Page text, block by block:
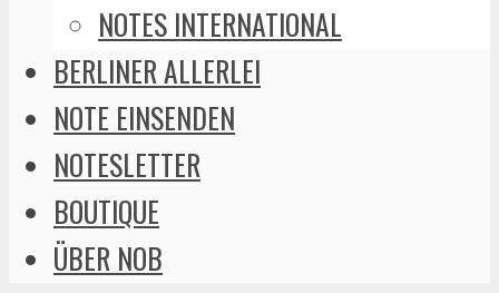
NOTES INTERNATIONAL
BERLINER ALLERLEI
NOTE EINSENDEN
NOTESLETTER
BOUTIQUE
ÜBER NOB